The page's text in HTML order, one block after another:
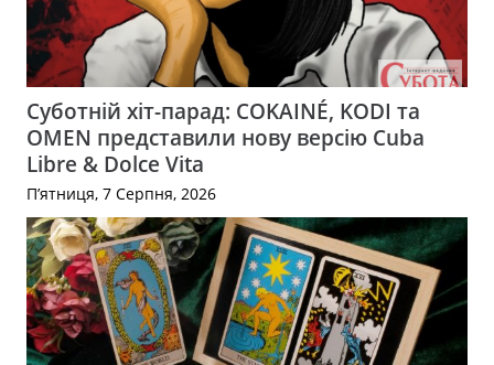
Суботній хіт-парад: COKAINÉ, KODI та
OMEN представили нову версію Cuba
Libre & Dolce Vita
П’ятниця, 7 Серпня, 2026